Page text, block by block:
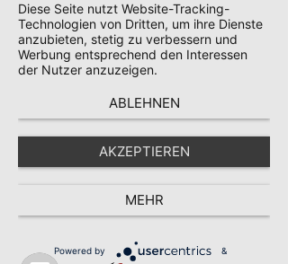
Diese Seite nutzt Website-Tracking-
Technologien von Dritten, um ihre Dienste
anzubieten, stetig zu verbessern und
Werbung entsprechend den Interessen
der Nutzer anzuzeigen.
ABLEHNEN
AKZEPTIEREN
MEHR
Powered by &